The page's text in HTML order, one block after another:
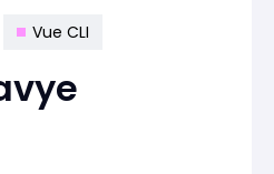
Vue CLI